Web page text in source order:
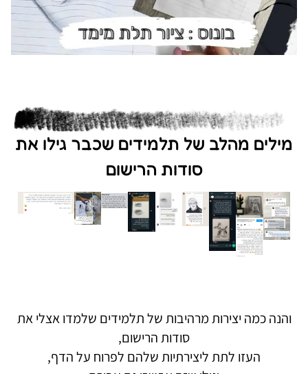
מילים מהלב של תלמידים שכבר גילו את
סודות הרישום
והנה כמה יצירות מרהיבות של תלמידים שלמדו אצלי את
סודות הרישום,
העזו לתת ליצירתיות שלהם לפרוח על הדף,